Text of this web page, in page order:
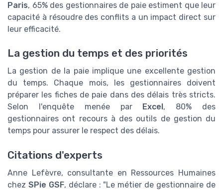
Paris, 65% des gestionnaires de paie estiment que leur
capacité à résoudre des conflits a un impact direct sur
leur efficacité.
La gestion du temps et des priorités
La gestion de la paie implique une excellente gestion
du temps. Chaque mois, les gestionnaires doivent
préparer les fiches de paie dans des délais très stricts.
Selon l'enquête menée par
Excel , 80% des
gestionnaires ont recours à des outils de gestion du
temps pour assurer le respect des délais.
Citations d'experts
Anne Lefèvre, consultante en Ressources Humaines
chez SPie GSF, déclare : "Le métier de gestionnaire de